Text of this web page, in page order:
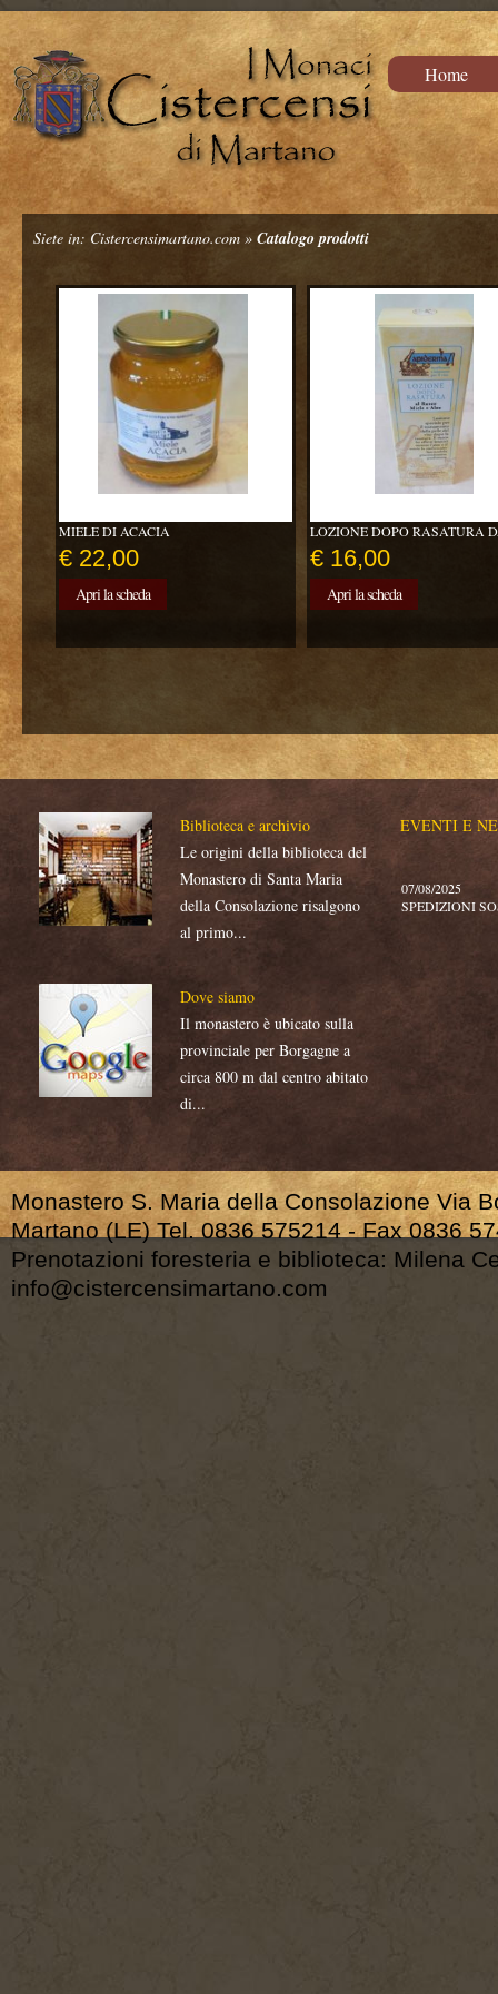
Preparati antifungini per le unghie. Rimedi per lo stomaco e l'influenza
Correzioni minori
Home
Siete in: Cistercensimartano.com » Catalogo prodotti
MIELE DI ACACIA
€ 22,00
Apri la scheda
LOZIONE DOPO RASATURA
€ 16,00
Apri la scheda
Biblioteca e archivio
Le origini della biblioteca del
Monastero di Santa Maria
della Consolazione risalgono
al primo...
Dove siamo
Il monastero è ubicato sulla
provinciale per Borgagne a
circa 800 m dal centro abitato
di...
EVENTI E
Monastero S. Maria della Consolazione Via
Martano (LE) Tel. 0836 575214 - Fax 0836
Prenotazioni foresteria e biblioteca: Milena
info@cistercensimartano.com